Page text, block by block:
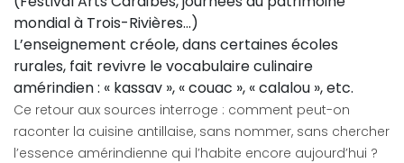
mondial à Trois-Rivières…)
L’enseignement créole, dans certaines écoles
rurales, fait revivre le vocabulaire culinaire
amérindien : « kassav », « couac », « calalou », etc.
Ce retour aux sources interroge : comment peut-on
raconter la cuisine antillaise, sans nommer, sans chercher
l’essence amérindienne qui l’habite encore aujourd’hui ?